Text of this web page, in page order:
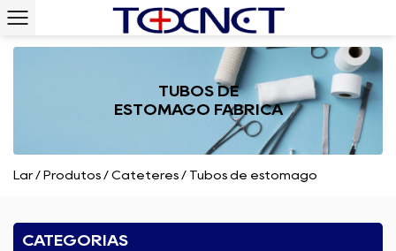
TUBOS DE
ESTÔMAGO FÁBRICA
Lar/ Produtos / Cateteres / Tubos de estômago
CATEGORIAS